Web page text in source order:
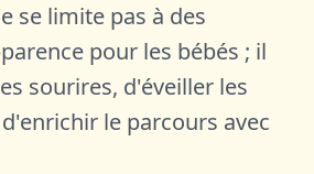
se limite pas à des
pour les bébés ; il
sourires, d'éveiller les
le parcours avec